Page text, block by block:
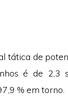
tática de
é de 2,3
% em torno.